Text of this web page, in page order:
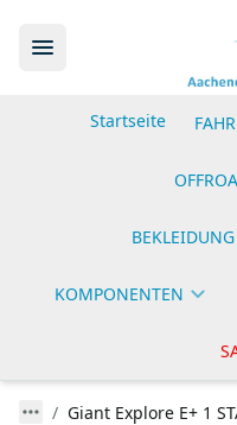
Startseite
KOMPONENTEN
Giant Explore E+ 1